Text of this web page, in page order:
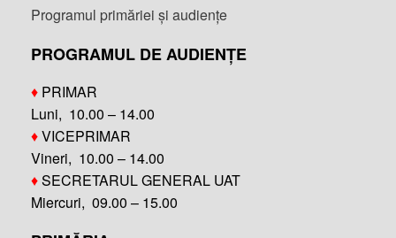
Programul primăriei și audiențe
PROGRAMUL DE AUDIENȚE
♦ PRIMAR
Luni, 10.00 – 14.00
♦VICEPRIMAR
Vineri, 10.00 – 14.00
♦SECRETARUL GENERAL UAT
Miercuri, 09.00 – 15.00